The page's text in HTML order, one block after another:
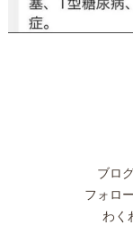
ブロ
フォロ
わく